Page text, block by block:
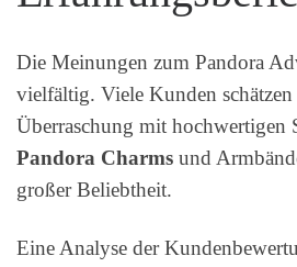
Die Meinungen zum Pandora
vielfältig. Viele Kunden
Überraschung mit hochwertigen
Pandora Charms und
großer Beliebtheit.
Eine Analyse der